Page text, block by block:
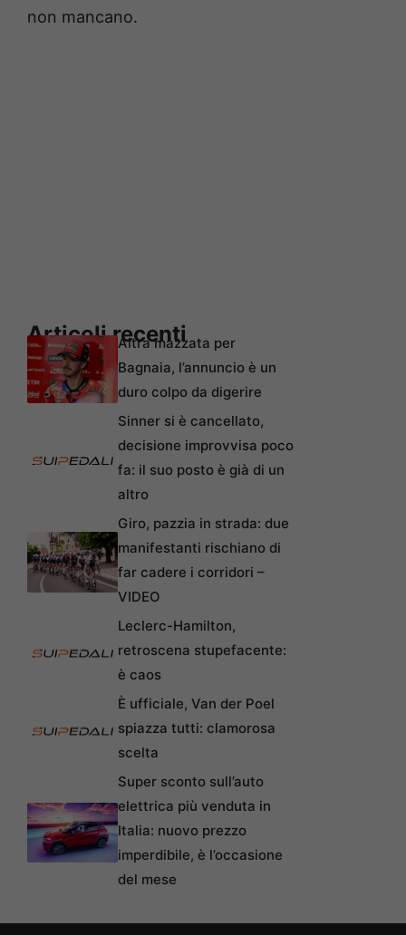
non mancano.
Articoli recenti
Altra mazzata per
Bagnaia, l’annuncio è un
duro colpo da digerire
Sinner si è cancellato,
decisione improvvisa poco
fa: il suo posto è già di un
altro
Giro, pazzia in strada: due
manifestanti rischiano di
far cadere i corridori –
VIDEO
Leclerc-Hamilton,
retroscena stupefacente:
è caos
È ufficiale, Van der Poel
spiazza tutti: clamorosa
scelta
Super sconto sull’auto
elettrica più venduta in
Italia: nuovo prezzo
imperdibile, è l’occasione
del mese